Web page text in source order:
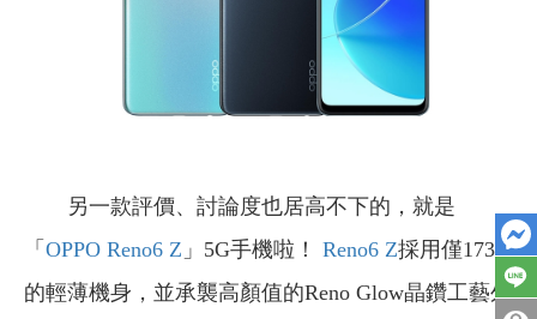
另一款評價、討論度也居高不下的，就是
「 OPPO Reno6 Z 」5G手機啦！ Reno6 Z採用僅173g
的輕薄機身，並承襲高顏值的Reno Glow晶鑽工藝外